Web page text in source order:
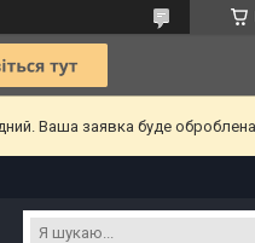
Ваша заявка буде